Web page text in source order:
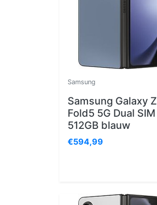
Samsung
Samsung Galaxy Z
Fold5 5G Dual SIM
512GB blauw
€594,99